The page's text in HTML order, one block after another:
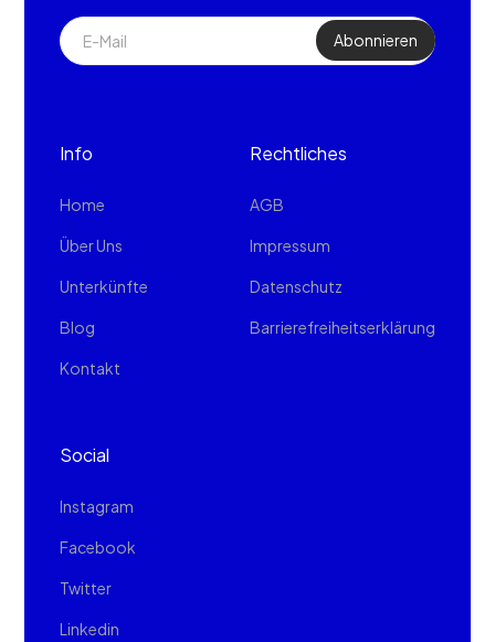
Info
Home
Über Uns
Unterkünfte
Blog
Kontakt
Rechtliches
AGB
Impressum
Datenschutz
Barrierefreiheitserklärung
Social
Instagram
Facebook
Twitter
Linkedin